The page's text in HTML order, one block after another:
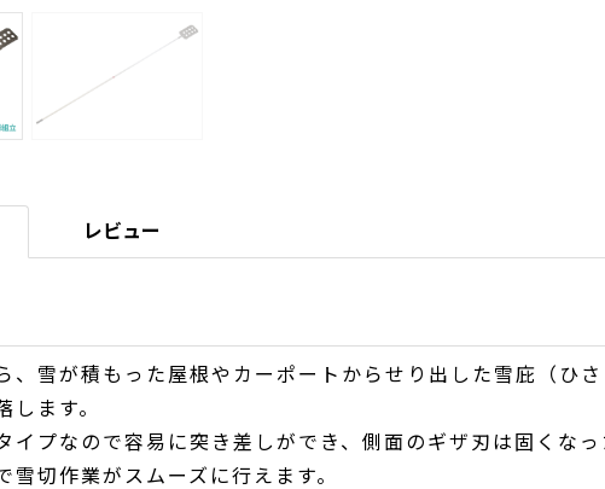
レビュー
、雪が積もった屋根やカーポートからせり出した雪庇（ひ
します。
イプなので容易に突き差しができ、側面のギザ刃は固くな
雪切作業がスムーズに行えます。